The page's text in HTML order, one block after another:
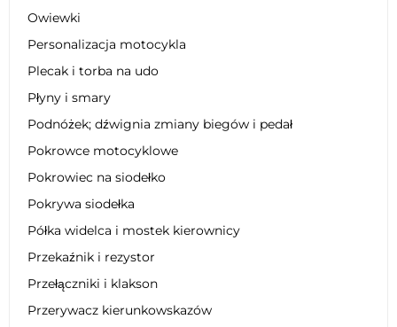
Owiewki
Personalizacja motocykla
Plecak i torba na udo
Płyny i smary
Podnóżek; dźwignia zmiany biegów i pedał
Pokrowce motocyklowe
Pokrowiec na siodełko
Pokrywa siodełka
Półka widelca i mostek kierownicy
Przekaźnik i rezystor
Przełączniki i klakson
Przerywacz kierunkowskazów